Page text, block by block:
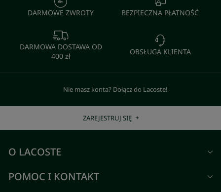
DARMOWE ZWROTY BEZPIECZNA PŁATNOŚĆ
DARMOWA DOSTAWA OD
400 zł
OBSŁUGA KLIENTA
Nie masz konta? Dołącz do Lacoste!
ZAREJESTRUJ SIĘ
O LACOSTE
POMOC I KONTAKT